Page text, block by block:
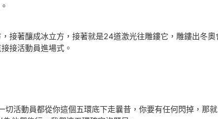
接著釀成冰立方，接著就是24道激光往雕鏤它，雕鏤出冬
接活動員進場式。
切活動員都從你這個五環底下走曩昔，你要有任何閃掉，那